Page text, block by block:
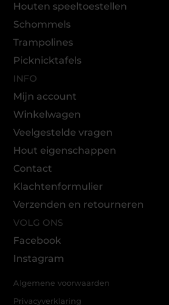
Houten speeltoestellen
Schommels
Trampolines
Picknicktafels
INFO
Mijn account
Winkelwagen
Veelgestelde vragen
Hout eigenschappen
Contact
Klachtenformulier
Verzenden en retourneren
VOLG ONS
Facebook
Instagram
Algemene voorwaarden
Privacyverklaring